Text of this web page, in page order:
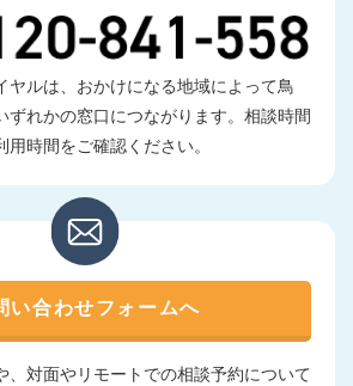
ヤルは、おかけになる地域によって鳥
ずれかの窓口につながります。相談時間
時間をご確認ください。
い合わせフォームへ
、対面やリモートでの相談予約について